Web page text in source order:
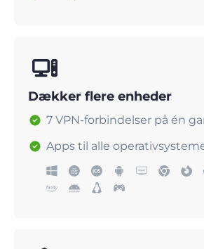
Dækker flere enheder
7 VPN-forbindelser på én
Apps til alle